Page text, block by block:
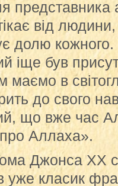
представника
від
долю
іще був
в
до свого
що вже час
Аллаха».
Джонса ХХ
класик